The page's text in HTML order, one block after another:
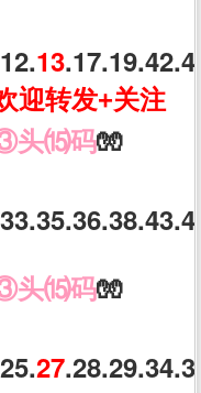
13
迎转发+关注
头⒂码🧤
头⒂码🧤
27